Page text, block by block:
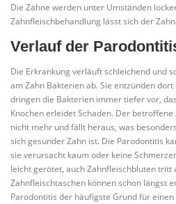
Die Zähne werden unter Umständen
Zahnfleischbehandlung lässt sich der
Verlauf der
Die Erkrankung verläuft schleichend und
am Zahn Bakterien ab. Sie entzünden
dringen die Bakterien immer tiefer vor,
Knochen erleidet Schaden. Der
nicht mehr und fällt heraus, was
sich gesunder Zahn ist. Die Parodontitis
sie verursacht kaum oder keine
leicht gerötet, auch Zahnfleischbluten tritt
Zahnfleischtaschen können schon längst
Parodontitis der häufigste Grund für